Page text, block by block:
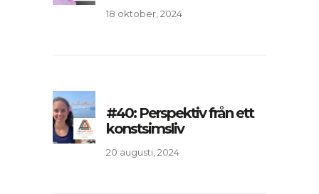
18 oktober, 2024
#40: Perspektiv från ett
konstsimsliv
20 augusti, 2024